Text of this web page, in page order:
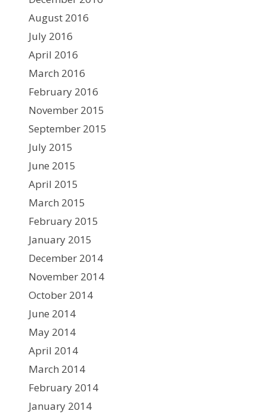
August 2016
July 2016
April 2016
March 2016
February 2016
November 2015
September 2015
July 2015
June 2015
April 2015
March 2015
February 2015
January 2015
December 2014
November 2014
October 2014
June 2014
May 2014
April 2014
March 2014
February 2014
January 2014